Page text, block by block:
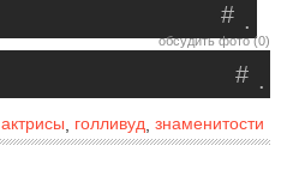
.
#
обсудить фото (0)
.
#
актрисы голливуд знаменитости